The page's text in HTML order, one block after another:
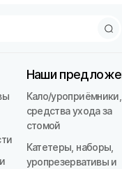
Наши
Кало/уроприёмники,
средства ухода за
стомой
Катетеры, наборы,
уропрезервативы и